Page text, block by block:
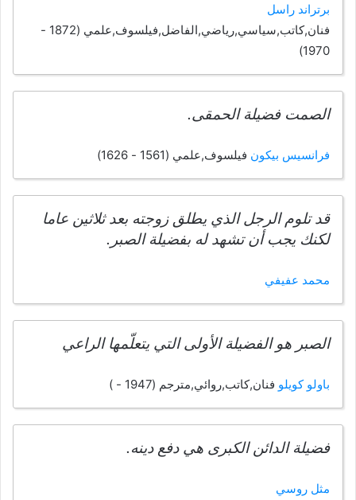
برتراند راسل
فنان,كاتب,سياسي,رياضي,الفاضل,فيلسوف,علمي (1872 -
1970)
الصمت فضيلة الحمقى.
فرانسيس بيكون فيلسوف,علمي (1561 - 1626)
قد تلوم الرجل الذي يطلق زوجته بعد ثلاثين عاما
لكنك يجب أن تشهد له بفضيلة الصبر.
محمد عفيفي
الصبر هو الفضيلة الأولى التي يتعلّمها الراعي
باولو كويلو فنان,كاتب,روائي,مترجم (1947 - )
فضيلة الدائن الكبرى هي دفع دينه.
مثل روسي